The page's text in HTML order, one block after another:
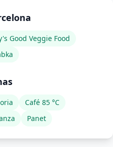
Good Veggie Food
Café 85 °C
Panet